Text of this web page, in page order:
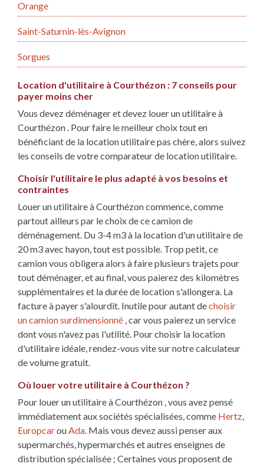
Orange
Saint-Saturnin-lès-Avignon
Sorgues
Location d'utilitaire à Courthézon : 7 conseils pour
payer moins cher
Vous devez déménager et devez louer un utilitaire à
Courthézon . Pour faire le meilleur choix tout en
bénéficiant de la location utilitaire pas chère, alors suivez
les conseils de votre comparateur de location utilitaire.
Choisir l'utilitaire le plus adapté à vos besoins et
contraintes
Louer un utilitaire à Courthézon commence, comme
partout ailleurs par le choix de ce camion de
déménagement. Du 3-4 m3 à la location d'un utilitaire de
20 m3 avec hayon, tout est possible. Trop petit, ce
camion vous obligera alors à faire plusieurs trajets pour
tout déménager, et au final, vous paierez des kilomètres
supplémentaires et la durée de location s'allongera. La
facture à payer s'alourdit. Inutile pour autant dechoisir
un camion surdimensionné , car vous paierez un service
dont vous n'avez pas l'utilité. Pour choisir la location
d'utilitaire idéale, rendez-vous vite sur notre calculateur
de volume gratuit.
Où louer votre utilitaire à Courthézon ?
Pour louer un utilitaire à Courthézon , vous avez pensé
immédiatement aux sociétés spécialisées, comme Hertz,
EuropcarouAda. Mais vous devez aussi penser aux
supermarchés, hypermarchés et autres enseignes de
distribution spécialisée ; Certaines vous proposent de